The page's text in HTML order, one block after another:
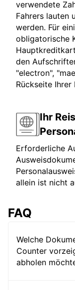
verwendete
Fahrers lauten
werden. Für
obligatorische
den
"electron",
Rückseite
Ihr
Erforderliche
allein ist nicht
FAQ
Welche
Counter
abholen